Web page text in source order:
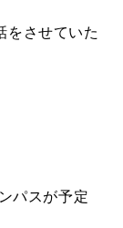
をさせていた
パスが予定